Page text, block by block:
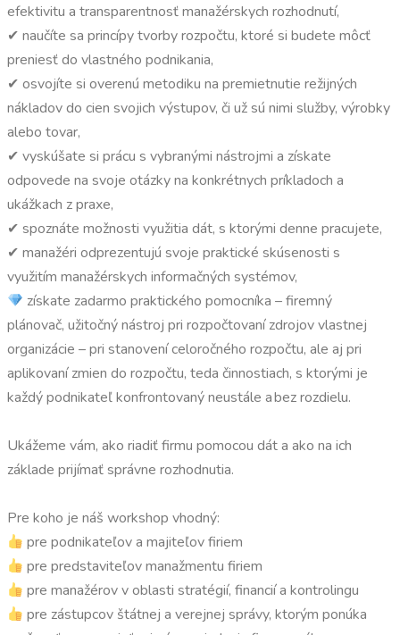
efektivitu a transparentnosť manažérskych rozhodnutí,
✔ naučíte sa princípy tvorby rozpočtu, ktoré si budete môcť
preniesť do vlastného podnikania,
✔ osvojíte si overenú metodiku na premietnutie režijných
nákladov do cien svojich výstupov, či už sú nimi služby, výrobky
alebo tovar,
✔ vyskúšate si prácu s vybranými nástrojmi a získate
odpovede na svoje otázky na konkrétnych príkladoch a
ukážkach z praxe,
✔ spoznáte možnosti využitia dát, s ktorými denne pracujete,
✔ manažéri odprezentujú svoje praktické skúsenosti s
využitím manažérskych informačných systémov,
získate zadarmo praktického pomocníka – firemný
plánovač, užitočný nástroj pri rozpočtovaní zdrojov vlastnej
organizácie – pri stanovení celoročného rozpočtu, ale aj pri
aplikovaní zmien do rozpočtu, teda činnostiach, s ktorými je
každý podnikateľ konfrontovaný neustále a bez rozdielu.
Ukážeme vám, ako riadiť firmu pomocou dát a ako na ich
základe prijímať správne rozhodnutia.
Pre koho je náš workshop vhodný:
pre podnikateľov a majiteľov firiem
pre predstaviteľov manažmentu firiem
pre manažérov v oblasti stratégií, financií a kontrolingu
pre zástupcov štátnej a verejnej správy, ktorým ponúka